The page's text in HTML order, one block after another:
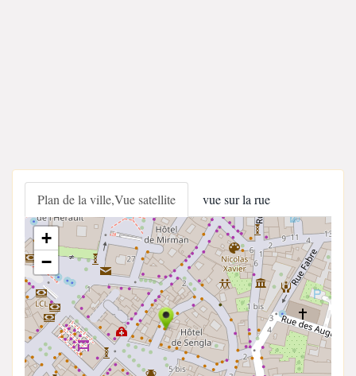
Plan de la ville,Vue satellite vue sur la rue
+
−